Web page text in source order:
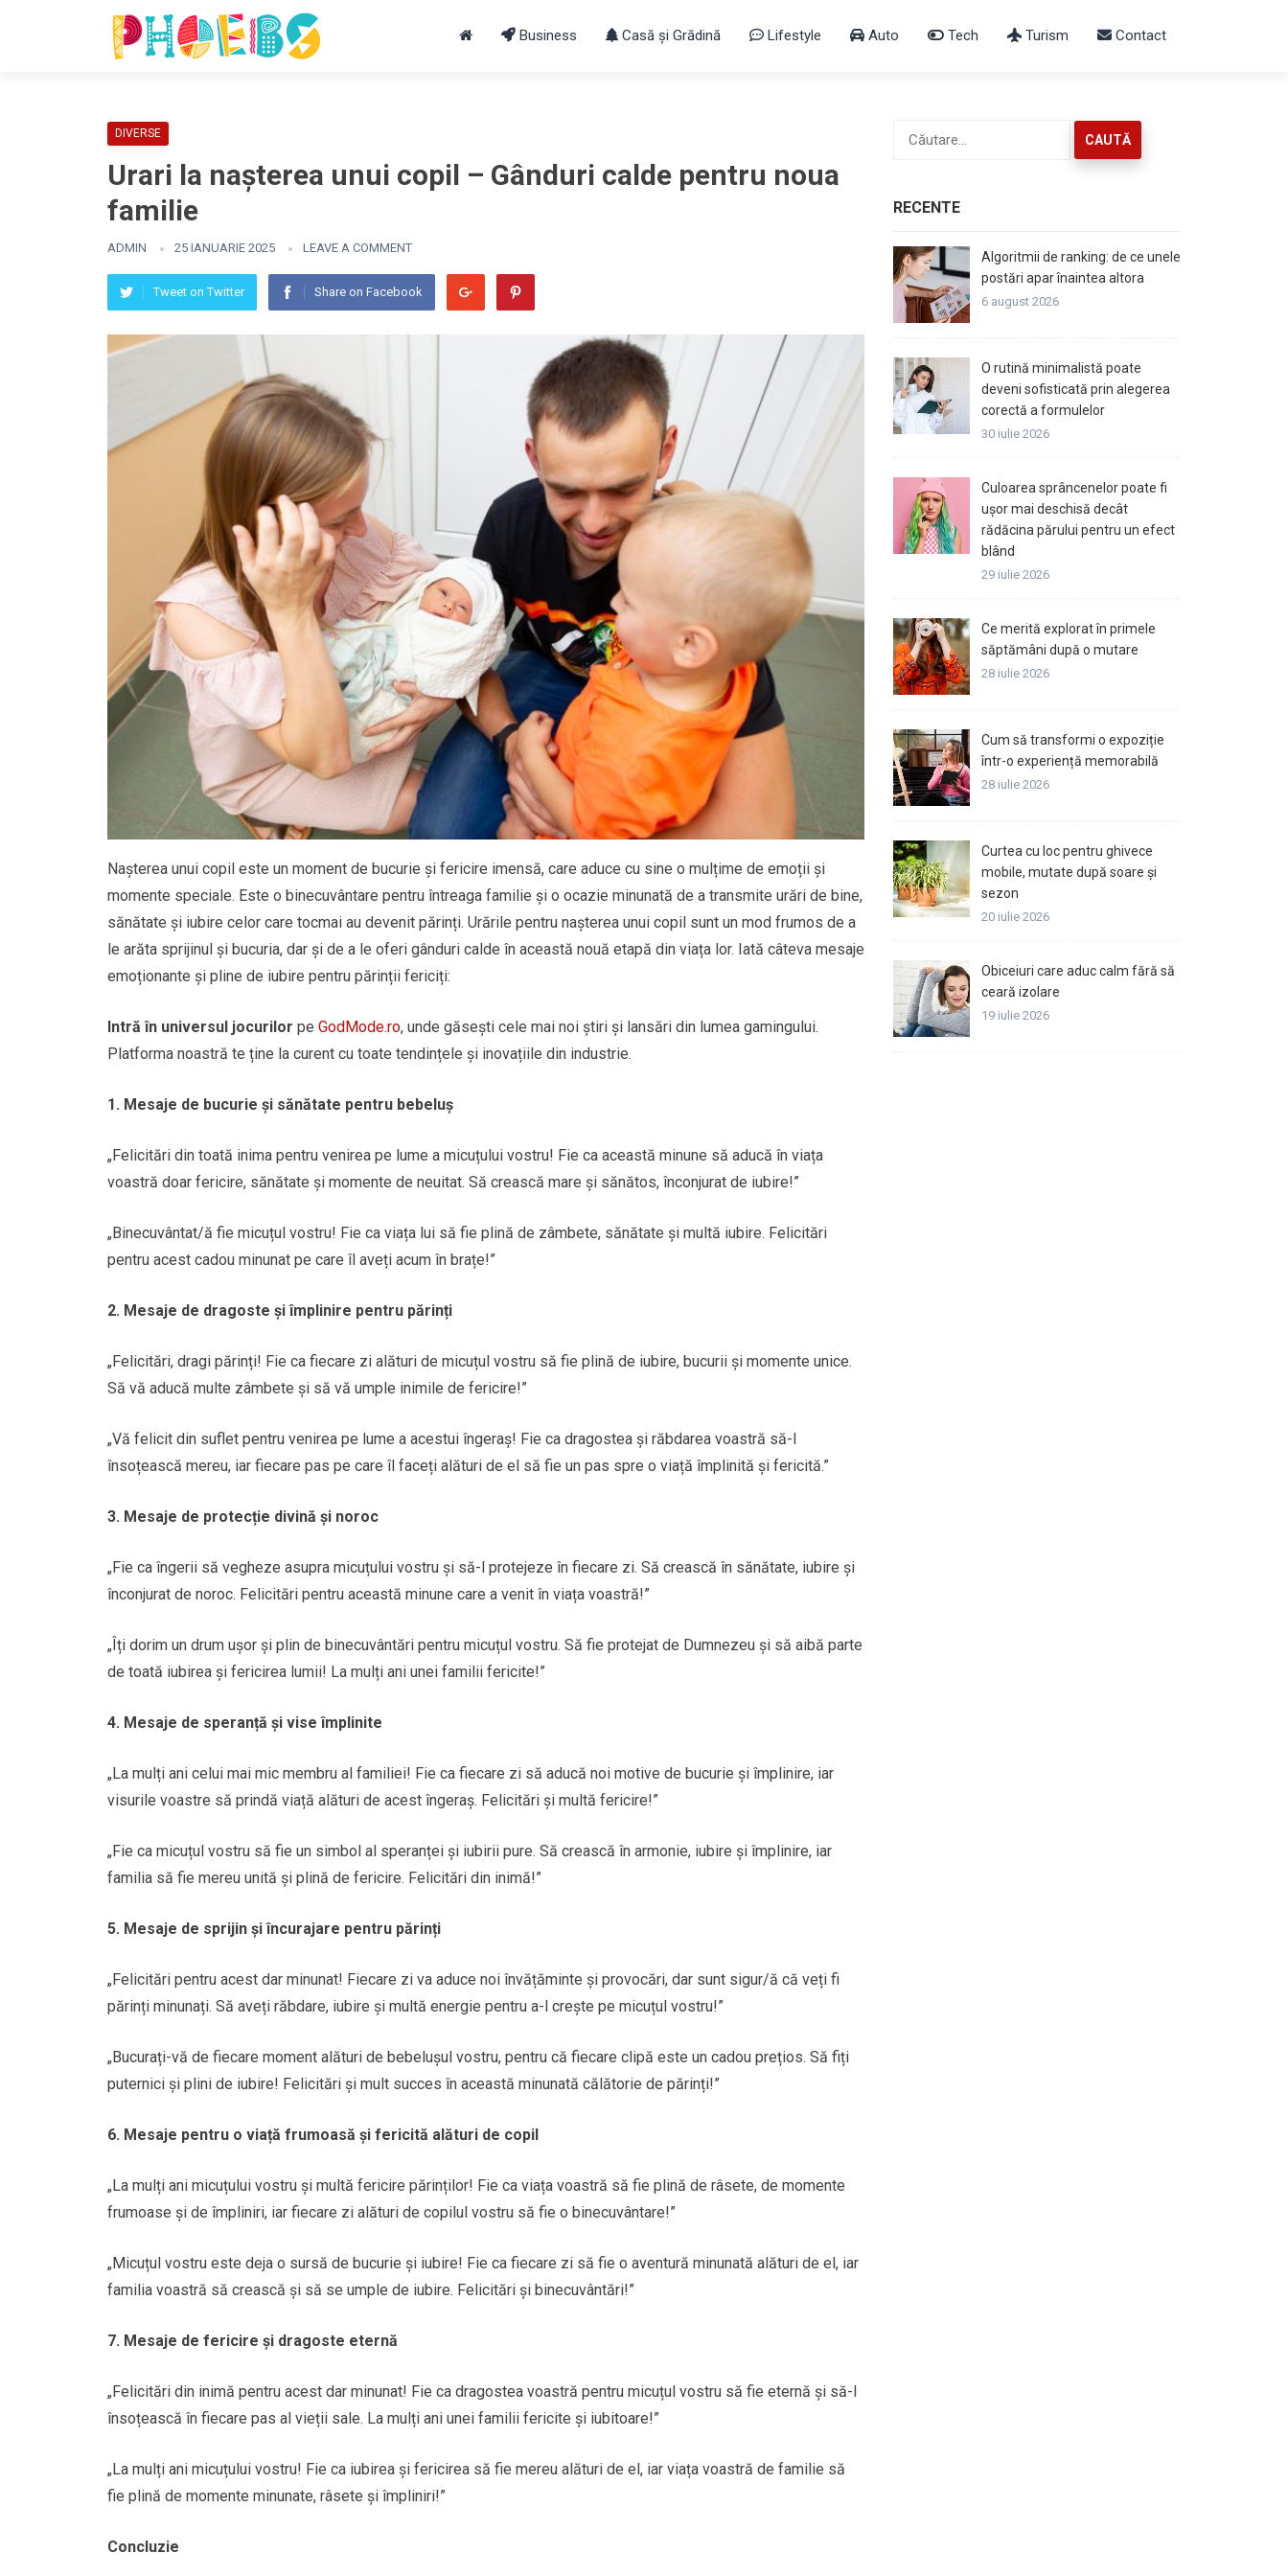
Business Casă și Grădină Lifestyle Auto Tech Turism Contact
DIVERSE
Urari la nașterea unui copil – Gânduri calde pentru noua
familie
ADMIN 25 IANUARIE 2025 LEAVE A COMMENT
Tweet on Twitter Share on Facebook
Nașterea unui copil este un moment de bucurie și fericire imensă, care aduce cu sine o mulțime de emoții și
momente speciale. Este o binecuvântare pentru întreaga familie și o ocazie minunată de a transmite urări de bine,
sănătate și iubire celor care tocmai au devenit părinți. Urările pentru nașterea unui copil sunt un mod frumos de a
le arăta sprijinul și bucuria, dar și de a le oferi gânduri calde în această nouă etapă din viața lor. Iată câteva mesaje
emoționante și pline de iubire pentru părinții fericiți:
Intră în universul jocurilor pe GodMode.ro, unde găsești cele mai noi știri și lansări din lumea gamingului.
Platforma noastră te ține la curent cu toate tendințele și inovațiile din industrie.
1. Mesaje de bucurie și sănătate pentru bebeluș
„Felicitări din toată inima pentru venirea pe lume a micuțului vostru! Fie ca această minune să aducă în viața
voastră doar fericire, sănătate și momente de neuitat. Să crească mare și sănătos, înconjurat de iubire!”
„Binecuvântat/ă fie micuțul vostru! Fie ca viața lui să fie plină de zâmbete, sănătate și multă iubire. Felicitări
pentru acest cadou minunat pe care îl aveți acum în brațe!”
2. Mesaje de dragoste și împlinire pentru părinți
„Felicitări, dragi părinți! Fie ca fiecare zi alături de micuțul vostru să fie plină de iubire, bucurii și momente unice.
Să vă aducă multe zâmbete și să vă umple inimile de fericire!”
„Vă felicit din suflet pentru venirea pe lume a acestui îngeraș! Fie ca dragostea și răbdarea voastră să-l
însoțească mereu, iar fiecare pas pe care îl faceți alături de el să fie un pas spre o viață împlinită și fericită.”
3. Mesaje de protecție divină și noroc
„Fie ca îngerii să vegheze asupra micuțului vostru și să-l protejeze în fiecare zi. Să crească în sănătate, iubire și
înconjurat de noroc. Felicitări pentru această minune care a venit în viața voastră!”
„Îți dorim un drum ușor și plin de binecuvântări pentru micuțul vostru. Să fie protejat de Dumnezeu și să aibă parte
de toată iubirea și fericirea lumii! La mulți ani unei familii fericite!”
4. Mesaje de speranță și vise împlinite
„La mulți ani celui mai mic membru al familiei! Fie ca fiecare zi să aducă noi motive de bucurie și împlinire, iar
visurile voastre să prindă viață alături de acest îngeraș. Felicitări și multă fericire!”
„Fie ca micuțul vostru să fie un simbol al speranței și iubirii pure. Să crească în armonie, iubire și împlinire, iar
familia să fie mereu unită și plină de fericire. Felicitări din inimă!”
5. Mesaje de sprijin și încurajare pentru părinți
„Felicitări pentru acest dar minunat! Fiecare zi va aduce noi învățăminte și provocări, dar sunt sigur/ă că veți fi
părinți minunați. Să aveți răbdare, iubire și multă energie pentru a-l crește pe micuțul vostru!”
„Bucurați-vă de fiecare moment alături de bebelușul vostru, pentru că fiecare clipă este un cadou prețios. Să fiți
puternici și plini de iubire! Felicitări și mult succes în această minunată călătorie de părinți!”
6. Mesaje pentru o viață frumoasă și fericită alături de copil
„La mulți ani micuțului vostru și multă fericire părinților! Fie ca viața voastră să fie plină de râsete, de momente
frumoase și de împliniri, iar fiecare zi alături de copilul vostru să fie o binecuvântare!”
„Micuțul vostru este deja o sursă de bucurie și iubire! Fie ca fiecare zi să fie o aventură minunată alături de el, iar
familia voastră să crească și să se umple de iubire. Felicitări și binecuvântări!”
7. Mesaje de fericire și dragoste eternă
„Felicitări din inimă pentru acest dar minunat! Fie ca dragostea voastră pentru micuțul vostru să fie eternă și să-l
însoțească în fiecare pas al vieții sale. La mulți ani unei familii fericite și iubitoare!”
„La mulți ani micuțului vostru! Fie ca iubirea și fericirea să fie mereu alături de el, iar viața voastră de familie să
fie plină de momente minunate, râsete și împliniri!”
Concluzie
după:
RECENTE
Algoritmii de ranking: de ce unele
postări apar înaintea altora
6 august 2026
O rutină minimalistă poate
deveni sofisticată prin alegerea
corectă a formulelor
30 iulie 2026
Culoarea sprâncenelor poate fi
ușor mai deschisă decât
rădăcina părului pentru un efect
blând
29 iulie 2026
Ce merită explorat în primele
săptămâni după o mutare
28 iulie 2026
Cum să transformi o expoziție
într-o experiență memorabilă
28 iulie 2026
Curtea cu loc pentru ghivece
mobile, mutate după soare și
sezon
20 iulie 2026
Obiceiuri care aduc calm fără să
ceară izolare
19 iulie 2026